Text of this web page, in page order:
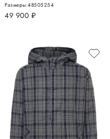
49 900 руб.
Размеры:48505254